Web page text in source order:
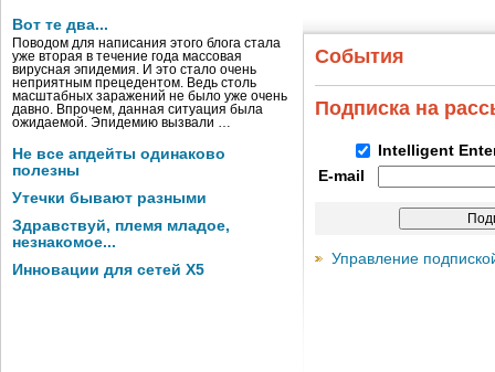
Вот те два...
Поводом для написания этого блога стала
уже вторая в течение года массовая
вирусная эпидемия. И это стало очень
неприятным прецедентом. Ведь столь
масштабных заражений не было уже очень
давно. Впрочем, данная ситуация была
ожидаемой. Эпидемию вызвали …
Не все апдейты одинаково
полезны
Утечки бывают разными
Здравствуй, племя младое,
незнакомое...
Инновации для сетей X5
События
Подписка на
Intelligent
E-mail
Управление